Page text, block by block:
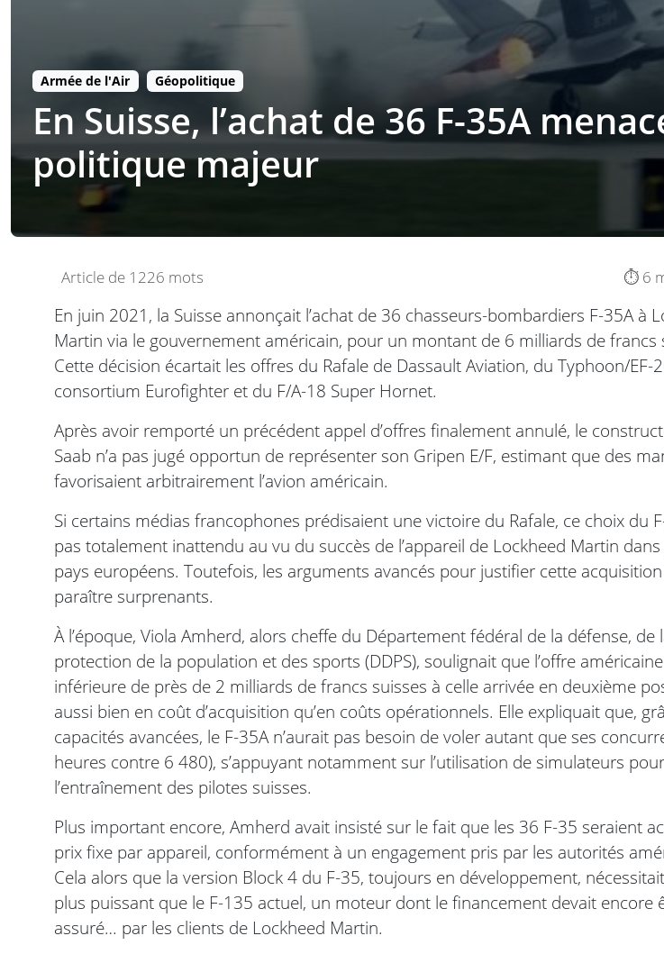
Armée de l'Air Géopolitique
En Suisse, l’achat de 36 F-35A
politique majeur
Article de 1226 mots ⏱️ 6
En juin 2021, la Suisse annonçait l’achat de 36 chasseurs-bombardiers F-35A à
Martin via le gouvernement américain, pour un montant de 6 milliards de francs
Cette décision écartait les offres du Rafale de Dassault Aviation, du Typhoon/EF-
consortium Eurofighter et du F/A-18 Super Hornet.
Après avoir remporté un précédent appel d’offres finalement annulé, le
Saab n’a pas jugé opportun de représenter son Gripen E/F, estimant que des
favorisaient arbitrairement l’avion américain.
Si certains médias francophones prédisaient une victoire du Rafale, ce choix du
pas totalement inattendu au vu du succès de l’appareil de Lockheed Martin
pays européens. Toutefois, les arguments avancés pour justifier cette
paraître surprenants.
À l’époque, Viola Amherd, alors cheffe du Département fédéral de la défense, de
protection de la population et des sports (DDPS), soulignait que l’offre
inférieure de près de 2 milliards de francs suisses à celle arrivée en deuxième
aussi bien en coût d’acquisition qu’en coûts opérationnels. Elle expliquait que,
capacités avancées, le F-35A n’aurait pas besoin de voler autant que ses
heures contre 6 480), s’appuyant notamment sur l’utilisation de simulateurs pour
l’entraînement des pilotes suisses.
Plus important encore, Amherd avait insisté sur le fait que les 36 F-35 seraient
prix fixe par appareil, conformément à un engagement pris par les autorités
Cela alors que la version Block 4 du F-35, toujours en développement,
plus puissant que le F-135 actuel, un moteur dont le financement devait encore
assuré… par les clients de Lockheed Martin.